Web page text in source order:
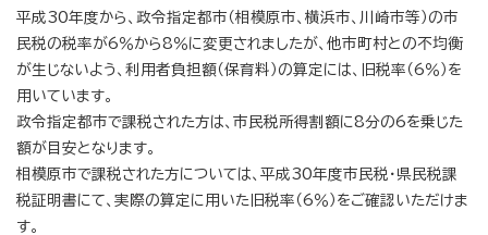
平成30年度から、政令指定都市（相模原市、横浜市、川崎市等）の市
民税の税率が6％から8％に変更されましたが、他市町村との不均衡
が生じないよう、利用者負担額（保育料）の算定には、旧税率（6％）を
用いています。
政令指定都市で課税された方は、市民税所得割額に8分の6を乗じた
額が目安となります。
相模原市で課税された方については、平成30年度市民税・県民税課
税証明書にて、実際の算定に用いた旧税率（6％）をご確認いただけま
す。